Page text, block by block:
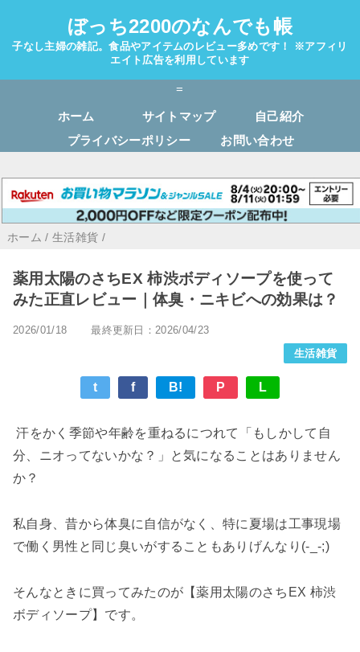
ぼっち2200のなんでも帳
子なし主婦の雑記。食品やアイテムのレビュー多めです！ ※アフィリ
エイト広告を利用しています
=
ホーム
サイトマップ
自己紹介
プライバシーポリシー
お問い合わせ
ホーム / 生活雑貨 /
薬用太陽のさちEX 柿渋ボディソープを使って
みた正直レビュー｜体臭・ニキビへの効果は？
2026/01/18
最終更新日：2026/04/23
生活雑貨
t f B! P L
汗をかく季節や年齢を重ねるにつれて「もしかして自
分、ニオってないかな？」と気になることはありません
か？
私自身、昔から体臭に自信がなく、特に夏場は工事現場
で働く男性と同じ臭いがすることもありげんなり(-_-;)
そんなときに買ってみたのが【薬用太陽のさちEX 柿渋
ボディソープ】です。